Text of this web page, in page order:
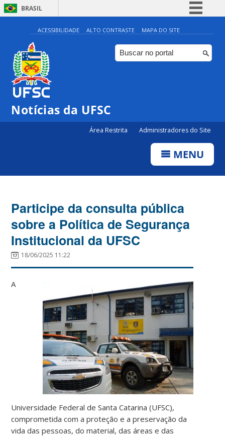
BRASIL
Simplifique!
Comunica BR
Participe
ACESSIBILIDADE ALTO CONTRASTE MAPA DO SITE
Notícias da UFSC
Área Restrita Administradores do Site
MENU
Participe da consulta pública
sobre a Política de Segurança
Institucional da UFSC
18/06/2025 11:22
A
Universidade Federal de Santa Catarina (UFSC),
comprometida com a proteção e a preservação da
vida das pessoas, do material, das áreas e das